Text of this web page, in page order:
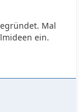
Mal
ein.